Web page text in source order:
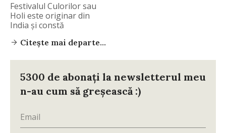
Festivalul Culorilor sau
Holi este originar din
India și constă
Citește mai departe...
5300 de abonați la newsletterul meu
n-au cum să greșească :)